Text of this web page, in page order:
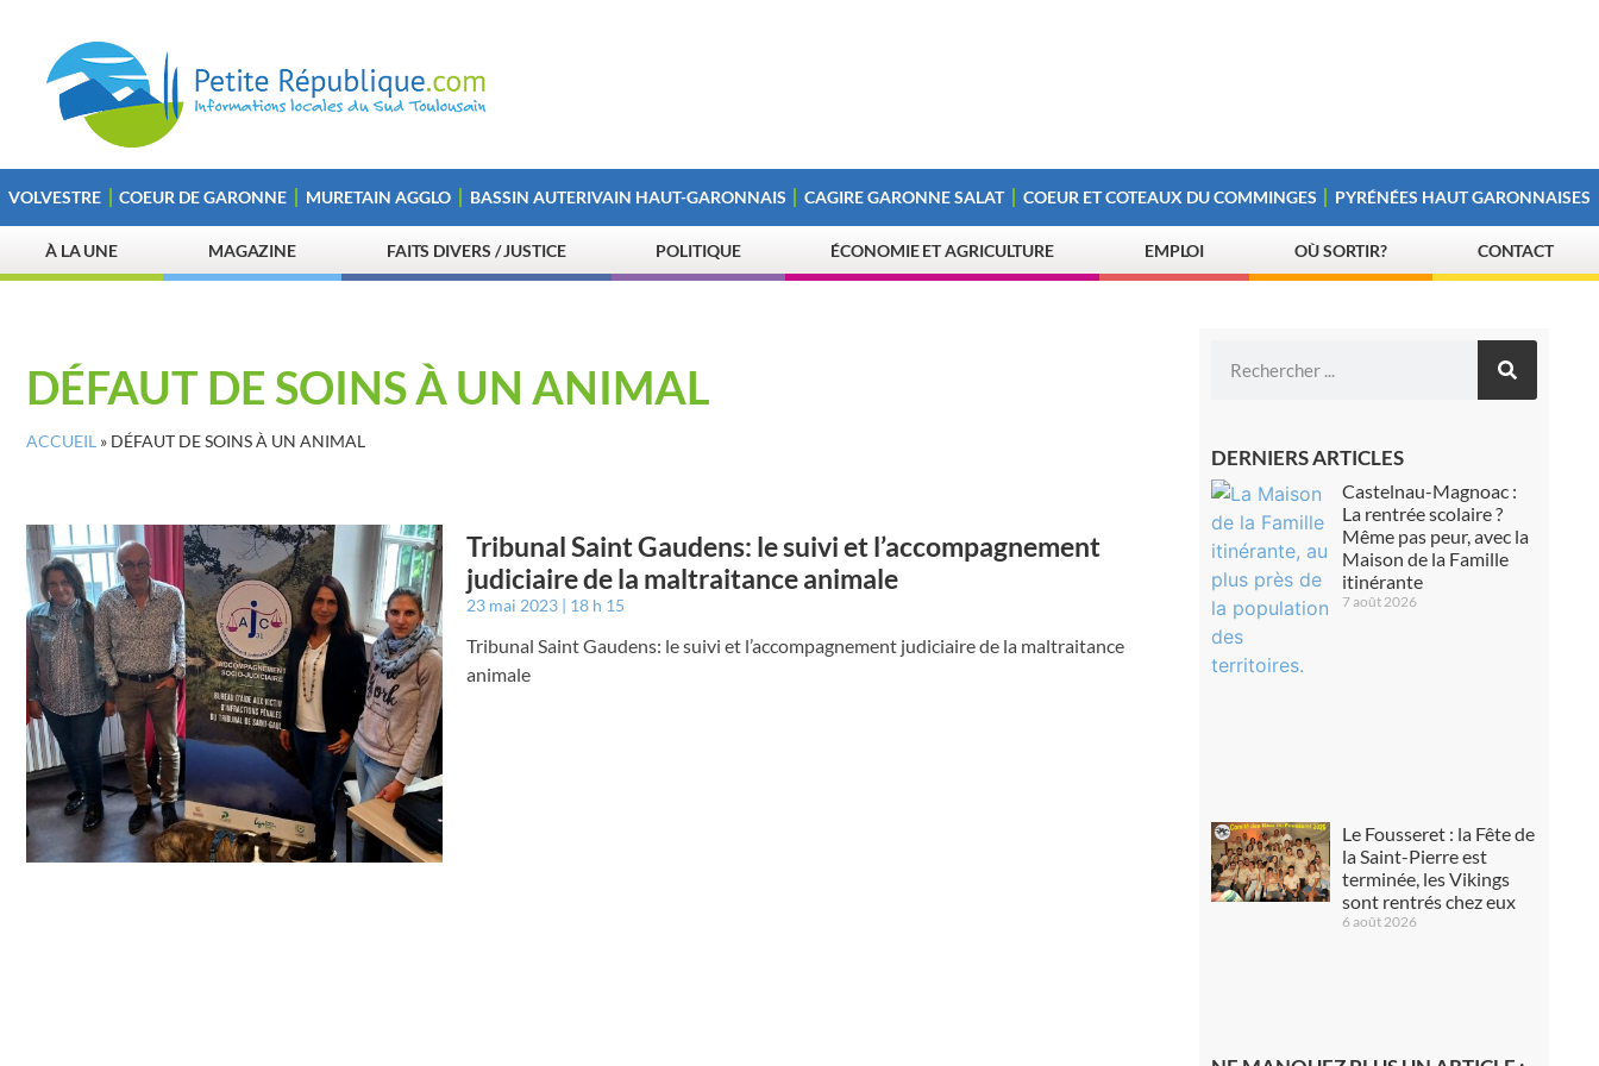
VOLVESTRE COEUR DE GARONNE MURETAIN AGGLO BASSIN AUTERIVAIN HAUT-GARONNAIS CAGIRE GARONNE SALAT COEUR ET COTEAUX DU COMMINGES PYRÉNÉES HAUT GARONNAISES
À LA UNE MAGAZINE FAITS DIVERS / JUSTICE POLITIQUE ÉCONOMIE ET AGRICULTURE EMPLOI OÙ SORTIR? CONTACT
DÉFAUT DE SOINS À UN ANIMAL
ACCUEIL » DÉFAUT DE SOINS À UN ANIMAL
Tribunal Saint Gaudens: le suivi et l’accompagnement
judiciaire de la maltraitance animale
23 mai 2023 18 h 15
Tribunal Saint Gaudens: le suivi et l’accompagnement judiciaire de la maltraitance
animale
DERNIERS ARTICLES
Castelnau-Magnoac :
La rentrée scolaire ?
Même pas peur, avec la
Maison de la Famille
itinérante
7 août 2026
Le Fousseret : la Fête de
la Saint-Pierre est
terminée, les Vikings
sont rentrés chez eux
6 août 2026